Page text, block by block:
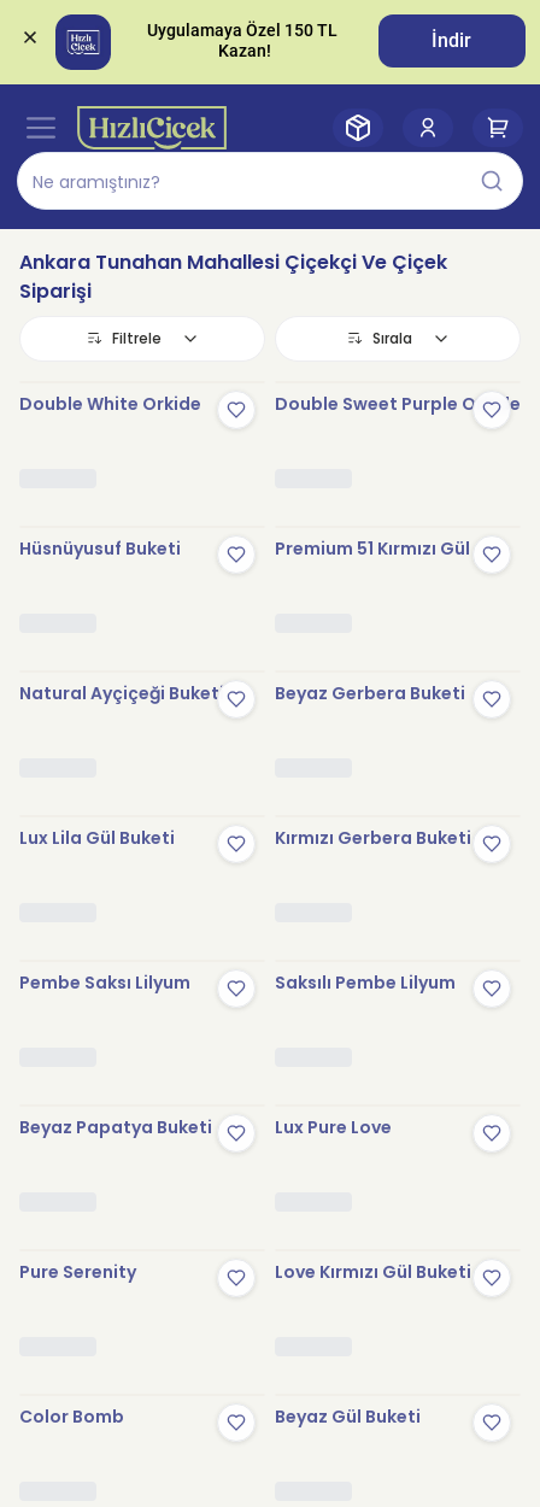
Uygulamaya Özel 150 TL
İndir
Ankara Tunahan Mahallesi Çiçekçi Ve Çiçek
Siparişi
Filtrele Sırala
Double White Orkide Double Sweet Purple Orkide
Hüsnüyusuf Buketi Premium 51 Kırmızı Gül
Natural Ayçiçeği Buketi Beyaz Gerbera Buketi
Lux Lila Gül Buketi Kırmızı Gerbera Buketi
Pembe Saksı Lilyum Saksılı Pembe Lilyum
Beyaz Papatya Buketi Lux Pure Love
Pure Serenity Love Kırmızı Gül Buketi
Color Bomb Beyaz Gül Buketi